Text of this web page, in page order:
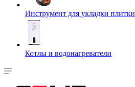
Инструмент для укладки плитки
Котлы и водонагреватели